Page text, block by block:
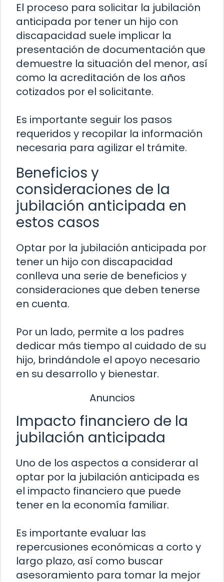
El proceso para solicitar la jubilación
anticipada por tener un hijo con
discapacidad suele implicar la
presentación de documentación que
demuestre la situación del menor, así
como la acreditación de los años
cotizados por el solicitante.
Es importante seguir los pasos
requeridos y recopilar la información
necesaria para agilizar el trámite.
Beneficios y
consideraciones de la
jubilación anticipada en
estos casos
Optar por la jubilación anticipada por
tener un hijo con discapacidad
conlleva una serie de beneficios y
consideraciones que deben tenerse
en cuenta.
Por un lado, permite a los padres
dedicar más tiempo al cuidado de su
hijo, brindándole el apoyo necesario
en su desarrollo y bienestar.
Anuncios
Impacto financiero de la
jubilación anticipada
Uno de los aspectos a considerar al
optar por la jubilación anticipada es
el impacto financiero que puede
tener en la economía familiar.
Es importante evaluar las
repercusiones económicas a corto y
largo plazo, así como buscar
asesoramiento para tomar la mejor